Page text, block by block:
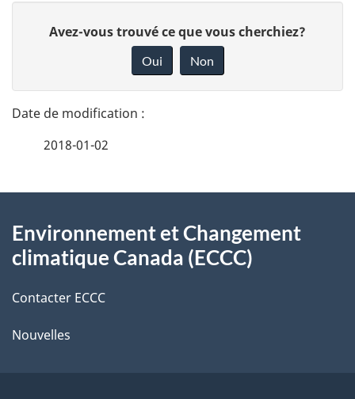
t
a
l
s
d
e
l
n
o
t
r
r
t
Avez-vous trouvé ce que vous cherchiez?
Oui Non
2018-01-02
propos
ce
site
Environnement et Changement
climatique Canada (ECCC)
Contacter ECCC
Nouvelles